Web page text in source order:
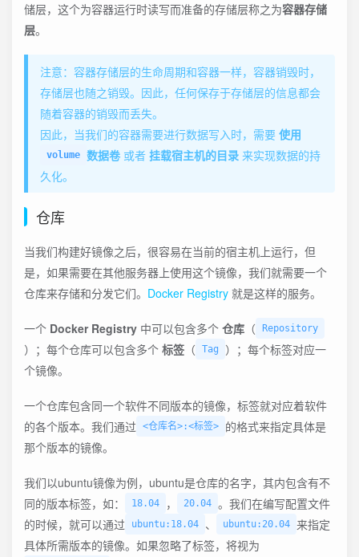
储层，这个为容器运行时读写而准备的存储层称之为容器存储
层。
️注意：容器存储层的生命周期和容器一样，容器销毁时，
存储层也随之销毁。因此，任何保存于存储层的信息都会
随着容器的销毁而丢失。
因此，当我们的容器需要进行数据写入时，需要 使用
volume 数据卷或者 挂载宿主机的目录 来实现数据的持
久化。
仓库
当我们构建好镜像之后，很容易在当前的宿主机上运行，但
是，如果需要在其他服务器上使用这个镜像，我们就需要一个
仓库来存储和分发它们。 Docker Registry 就是这样的服务。
一个 Docker Registry 中可以包含多个 仓库 （ Repository
）；每个仓库可以包含多个 标签 （ Tag
）；每个标签对应一
个镜像。
一个仓库包含同一个软件不同版本的镜像，标签就对应着软件
的各个版本。我们通过
<仓库名>:<标签>
的格式来指定具体是
那个版本的镜像。
我们以ubuntu镜像为例，ubuntu是仓库的名字，其内包含有不
同的版本标签，如：
18.04 ， 20.04 。我们在编写配置文件
的时候，就可以通过
ubuntu:18.04 、 ubuntu:20.04 来指定
具体所需版本的镜像。如果忽略了标签，将视为